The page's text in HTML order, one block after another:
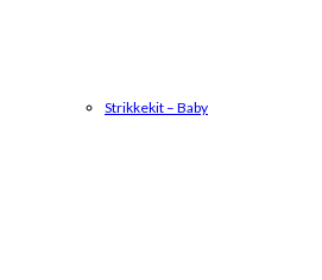
Strikkekit – Baby